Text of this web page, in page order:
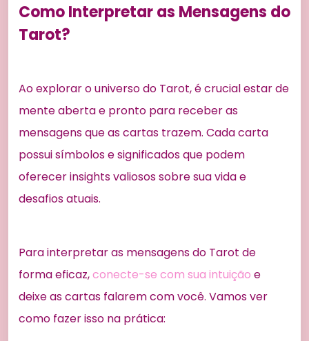
Como Interpretar as Mensagens do
Tarot?
Ao explorar o universo do Tarot, é crucial estar de
mente aberta e pronto para receber as
mensagens que as cartas trazem. Cada carta
possui símbolos e significados que podem
oferecer insights valiosos sobre sua vida e
desafios atuais.
Para interpretar as mensagens do Tarot de
forma eficaz,conecte-se com sua intuição e
deixe as cartas falarem com você. Vamos ver
como fazer isso na prática: